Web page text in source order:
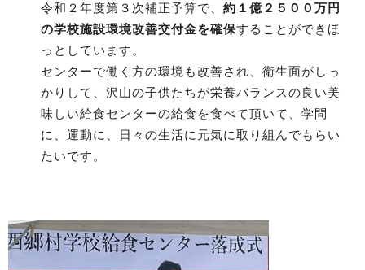
令和２年度第３次補正予算で、 約１億２５００万円
の学校施設環境改善交付金を確保することができほ
っとしています。
センターで働く方の環境も改善され、衛生面がしっ
かりして、沢山の子供たちが栄養バランスの良い美
味しい給食センターの給食を食べて頂いて、学問
に、運動に、日々の生活に元気に取り組んでもらい
たいです。